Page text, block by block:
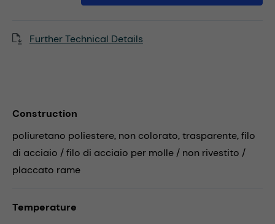
Further Technical Details
Construction
poliuretano poliestere, non colorato, trasparente, filo
di acciaio / filo di acciaio per molle / non rivestito /
placcato rame
Temperature